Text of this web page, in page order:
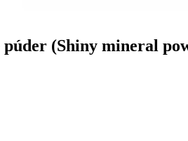
(Shiny mineral